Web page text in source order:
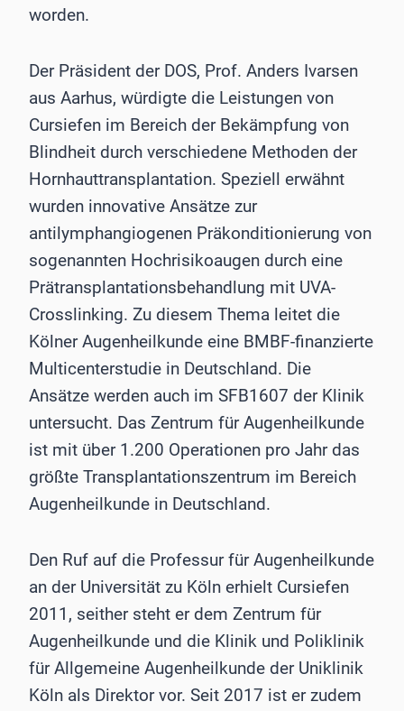
worden.
Der Präsident der DOS, Prof. Anders Ivarsen
aus Aarhus, würdigte die Leistungen von
Cursiefen im Bereich der Bekämpfung von
Blindheit durch verschiedene Methoden der
Hornhauttransplantation. Speziell erwähnt
wurden innovative Ansätze zur
antilymphangiogenen Präkonditionierung von
sogenannten Hochrisikoaugen durch eine
Prätransplantationsbehandlung mit UVA-
Crosslinking. Zu diesem Thema leitet die
Kölner Augenheilkunde eine BMBF-finanzierte
Multicenterstudie in Deutschland. Die
Ansätze werden auch im SFB1607 der Klinik
untersucht. Das Zentrum für Augenheilkunde
ist mit über 1.200 Operationen pro Jahr das
größte Transplantationszentrum im Bereich
Augenheilkunde in Deutschland.
Den Ruf auf die Professur für Augenheilkunde
an der Universität zu Köln erhielt Cursiefen
2011, seither steht er dem Zentrum für
Augenheilkunde und die Klinik und Poliklinik
für Allgemeine Augenheilkunde der Uniklinik
Köln als Direktor vor. Seit 2017 ist er zudem